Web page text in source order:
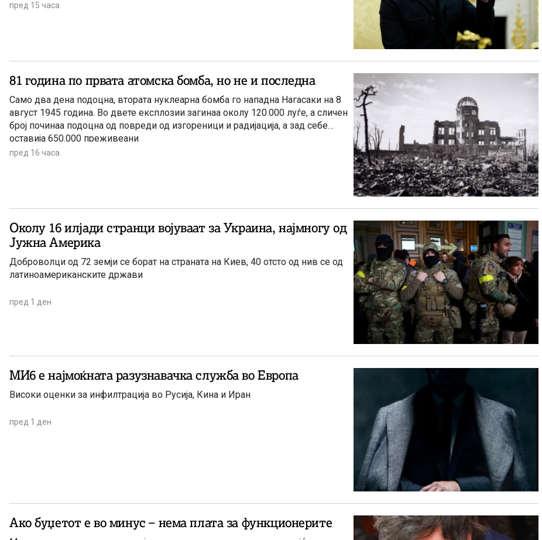
пред 15 часа
81 година по првата атомска бомба, но не и последна
Само два дена подоцна, втората нуклеарна бомба го нападна Нагасаки на 8
август 1945 година. Во двете експлозии загинаа околу 120.000 луѓе, а сличен
број починаа подоцна од повреди од изгореници и радијација, а зад себе
оставија 650.000 преживеани
пред 16 часа
Околу 16 илјади странци војуваат за Украина, најмногу од
Јужна Америка
Доброволци од 72 земји се борат на страната на Киев, 40 отсто од нив се од
латиноамериканските држави
пред 1 ден
МИ6 е најмоќната разузнавачка служба во Европа
Високи оценки за инфилтрација во Русија, Кина и Иран
пред 1 ден
Ако буџетот е во минус – нема плата за функционерите